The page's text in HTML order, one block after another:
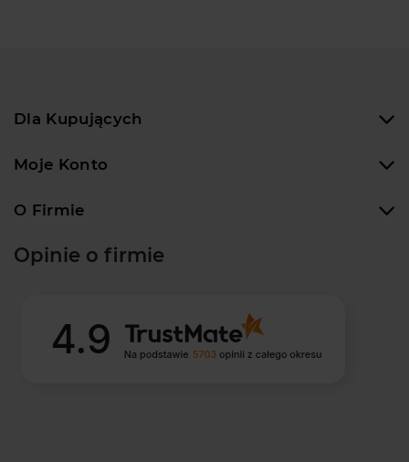
Dla Kupujących
Moje Konto
O Firmie
Opinie o firmie